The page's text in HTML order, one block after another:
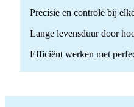
Precisie en controle bij
Lange levensduur door
Efficiënt werken met